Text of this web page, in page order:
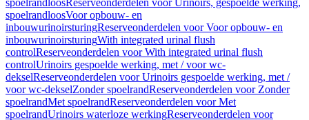
spoelrandloosReserveonderdelen voor Urinoirs, gespoelde werking,
spoelrandloosVoor opbouw- en
inbouwurinoirsturingReserveonderdelen voor Voor opbouw- en
inbouwurinoirsturingWith integrated urinal flush
controlReserveonderdelen voor With integrated urinal flush
controlUrinoirs gespoelde werking, met / voor wc-
dekselReserveonderdelen voor Urinoirs gespoelde werking, met /
voor wc-dekselZonder spoelrandReserveonderdelen voor Zonder
spoelrandMet spoelrandReserveonderdelen voor Met
spoelrandUrinoirs waterloze werkingReserveonderdelen voor